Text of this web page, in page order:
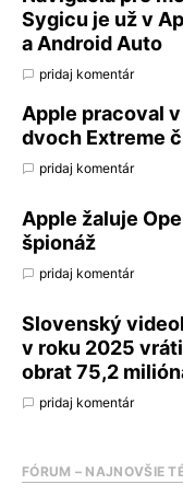
Sygicu je už v
a Android Auto
pridaj komentár
Apple pracoval
dvoch Extreme
pridaj komentár
Apple žaluje
špionáž
pridaj komentár
Slovenský
v roku 2025
obrat 75,2
pridaj komentár
FÓRUM – NAJNOVŠIE